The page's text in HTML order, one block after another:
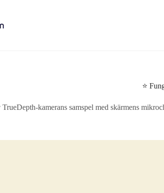
⭐
TrueDepth-kamerans samspel med skärmens